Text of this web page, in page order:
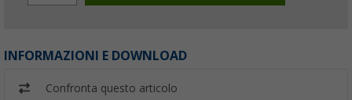
INFORMAZIONI E DOWNLOAD
Confronta questo articolo